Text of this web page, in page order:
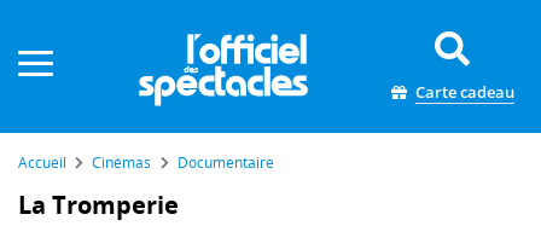
Carte cadeau
Accueil Cinémas Documentaire
La Tromperie